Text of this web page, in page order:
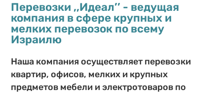
Перевозки ,,Идеал’’ - ведущая
компания в сфере крупных и
мелких перевозок по всему
Израилю
Наша компания осуществляет перевозки
квартир, офисов, мелких и крупных
предметов мебели и электротоваров по